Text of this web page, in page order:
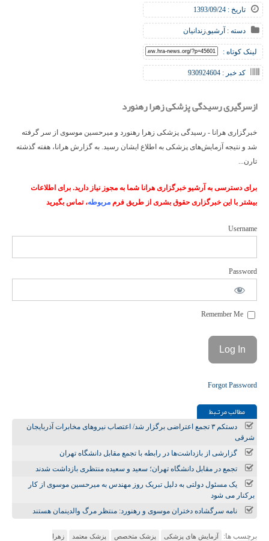
تاریخ : 1393/09/24
دسته : آرشیو,زندانیان
لینک کوتاه :
کد خبر : 930924604
ازسرگیری رسیدگی پزشکی زهرا رهنورد
خبرگزاری هرانا - رسیدگی پزشکی زهرا رهنورد و میرحسین موسوی از سر گرفته
شد و نتیجه آزمایش‌های پزشکی به اطلاع ایشان رسید. به گزارش هرانا، هفته گذشته
تارن...
برای دسترسی به آرشیو خبرگزاری هرانا شما به مجوز نیاز دارید. برای اطلاعات
بیشتر با این خبرگزاری حقوق بشری از طریق فرم مربوطه، تماس بگیرید
Username
Password
Forgot Password
مطالب مرتـبط
دستکم ۳ تجمع اعتراضی برگزار شد/ اعتصاب نیروهای مخابرات آذربایجان
شرقی
گزارشی از بازداشت‌ها در رابطه با تجمع مقابل دانشگاه تهران
تجمع در مقابل دانشگاه تهران؛ سعید و سعیده منتظری بازداشت شدند
یک مسئول دولتی به دلیل تبریک روز مهندس به میرحسین موسوی از کار
برکنار می شود
نامه سرگشاده دختران موسوی و رهنورد: منتظر مرگ والدینمان هستند
برچسب ها: آزمایش های پزشکی پزشک متخصص پزشک معتمد زهرا